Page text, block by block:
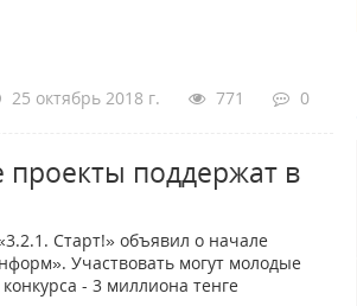
25 октябрь 2018 г. 771 0
поддержат в
Старт!» объявил о начале
Участвовать могут молодые
- 3 миллиона тенге